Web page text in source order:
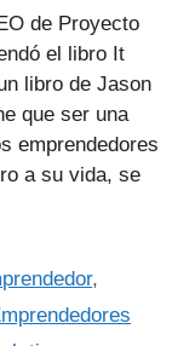
de Proyecto
el libro It
libro de Jason
que ser una
emprendedores
a su vida, se
,